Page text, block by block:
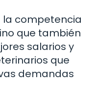
la competencia
que también
salarios y
que
demandas